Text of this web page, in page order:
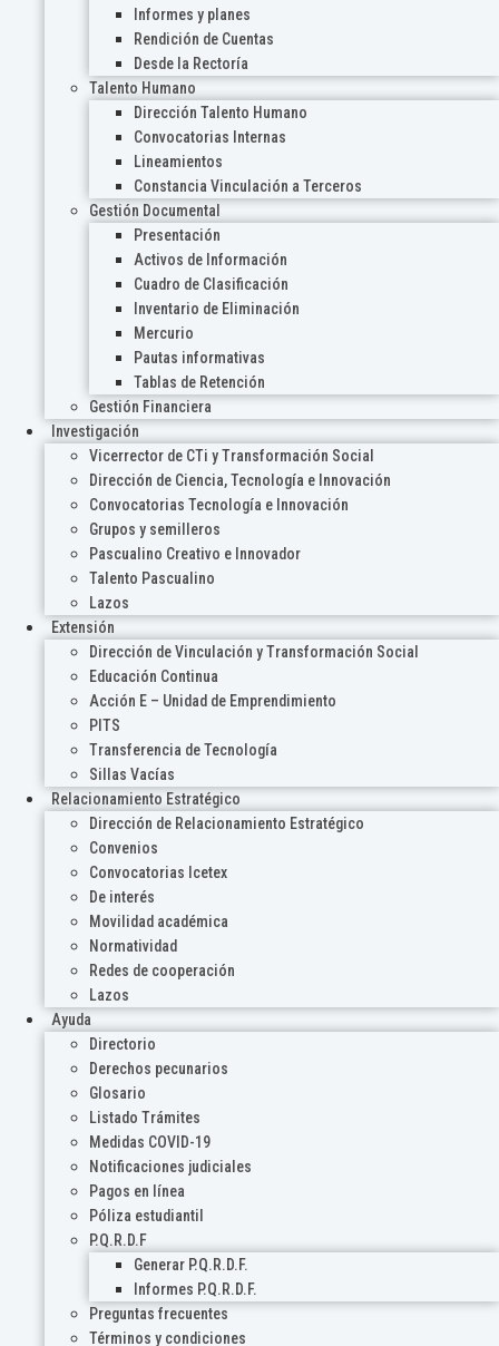
Informes y planes
Rendición de Cuentas
Desde la Rectoría
Talento Humano
Dirección Talento Humano
Convocatorias Internas
Lineamientos
Constancia Vinculación a Terceros
Gestión Documental
Presentación
Activos de Información
Cuadro de Clasificación
Inventario de Eliminación
Mercurio
Pautas informativas
Tablas de Retención
Gestión Financiera
Investigación
Vicerrector de CTi y Transformación Social
Dirección de Ciencia, Tecnología e Innovación
Convocatorias Tecnología e Innovación
Grupos y semilleros
Pascualino Creativo e Innovador
Talento Pascualino
Lazos
Extensión
Dirección de Vinculación y Transformación Social
Educación Continua
Acción E – Unidad de Emprendimiento
PITS
Transferencia de Tecnología
Sillas Vacías
Relacionamiento Estratégico
Dirección de Relacionamiento Estratégico
Convenios
Convocatorias Icetex
De interés
Movilidad académica
Normatividad
Redes de cooperación
Lazos
Ayuda
Directorio
Derechos pecunarios
Glosario
Listado Trámites
Medidas COVID-19
Notificaciones judiciales
Pagos en línea
Póliza estudiantil
P.Q.R.D.F
Generar P.Q.R.D.F.
Informes P.Q.R.D.F.
Preguntas frecuentes
Términos y condiciones